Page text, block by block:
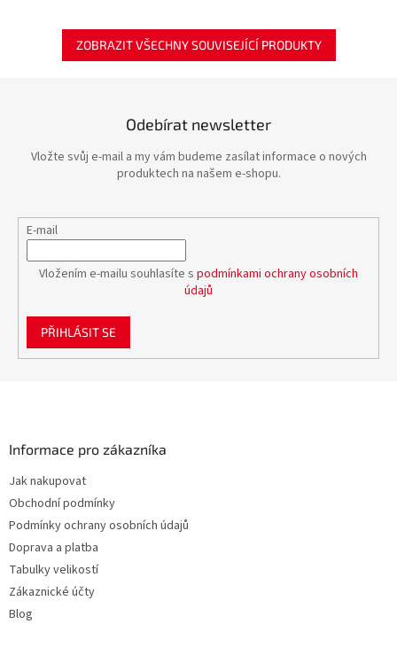
ZOBRAZIT VŠECHNY SOUVISEJÍCÍ PRODUKTY
Odebírat newsletter
Vložte svůj e-mail a my vám budeme zasílat informace o nových
produktech na našem e-shopu.
E-mail
Vložením e-mailu souhlasíte s podmínkami ochrany osobních
údajů
PŘIHLÁSIT SE
Informace pro zákazníka
Jak nakupovat
Obchodní podmínky
Podmínky ochrany osobních údajů
Doprava a platba
Tabulky velikostí
Zákaznické účty
Blog